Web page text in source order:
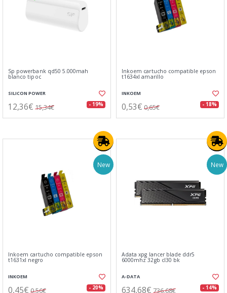
Sp powerbank qd50 5.000mah
blanco tipoc
SILICON POWER
12,36€ 15,34€ - 19%
Inkoem cartucho compatible epson
t1634xl amarillo
INKOEM
0,53€ 0,65€ - 18%
New
Inkoem cartucho compatible epson
t1631xl negro
INKOEM
0,45€ 0,56€ - 20%
New
Adata xpg lancer blade ddr5
6000mhz 32gb cl30 bk
A-DATA
634,68€ 736,68€ - 14%